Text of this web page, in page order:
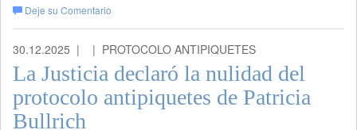
Deje su Comentario
30.12.2025 | | PROTOCOLO ANTIPIQUETES
La Justicia declaró la nulidad del
protocolo antipiquetes de Patricia
Bullrich